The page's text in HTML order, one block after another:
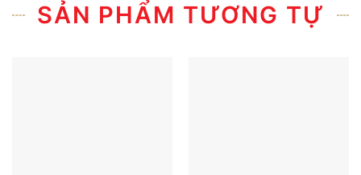
SẢN PHẨM TƯƠNG TỰ